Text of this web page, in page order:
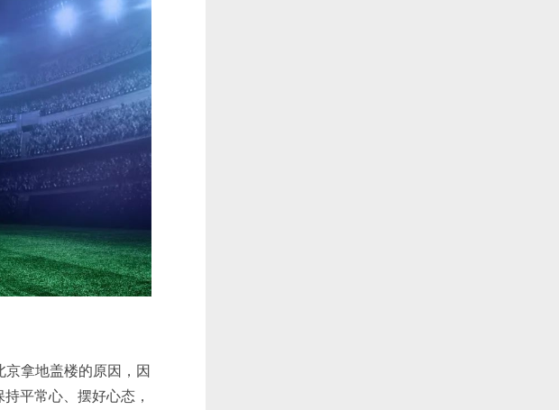
京拿地盖楼的原因，因
平常心、摆好心态，